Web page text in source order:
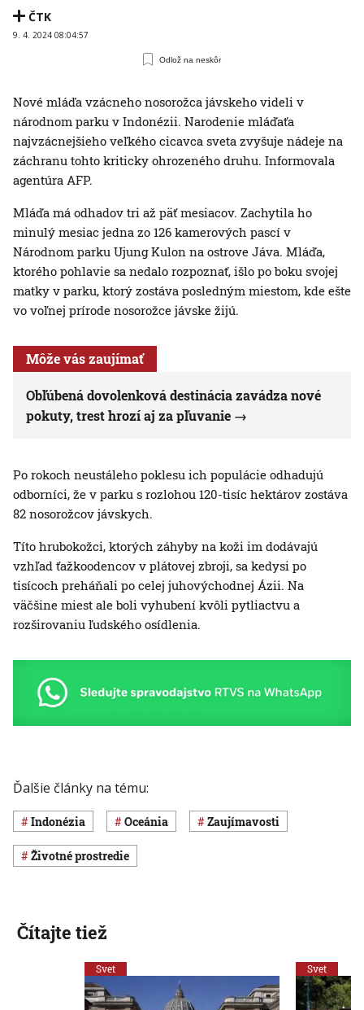
ČTK
9. 4. 2024 08:04:57
Odlož na neskôr
Nové mláďa vzácneho nosorožca jávskeho videli v
národnom parku v Indonézii. Narodenie mláďaťa
najvzácnejšieho veľkého cicavca sveta zvyšuje nádeje na
záchranu tohto kriticky ohrozeného druhu. Informovala
agentúra AFP.
Mláďa má odhadov tri až päť mesiacov. Zachytila ho
minulý mesiac jedna zo 126 kamerových pascí v
Národnom parku Ujung Kulon na ostrove Jáva. Mláďa,
ktorého pohlavie sa nedalo rozpoznať, išlo po boku svojej
matky v parku, ktorý zostáva posledným miestom, kde ešte
vo voľnej prírode nosorožce jávske žijú.
Môže vás zaujímať
Obľúbená dovolenková destinácia zavádza nové
pokuty, trest hrozí aj za pľuvanie
Po rokoch neustáleho poklesu ich populácie odhadujú
odborníci, že v parku s rozlohou 120-tisíc hektárov zostáva
82 nosorožcov jávskych.
Títo hrubokožci, ktorých záhyby na koži im dodávajú
vzhľad ťažkoodencov v plátovej zbroji, sa kedysi po
tisícoch preháňali po celej juhovýchodnej Ázii. Na
väčšine miest ale boli vyhubení kvôli pytliactvu a
rozširovaniu ľudského osídlenia.
Ďalšie články na tému:
Indonézia Oceánia Zaujímavosti
Životné prostredie
Čítajte tiež
Svet Svet